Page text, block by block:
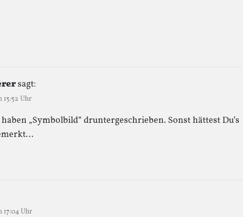
sagt:
15:52 Uhr
„Symbolbild“ druntergeschrieben. Sonst hättest Du’s
17:04 Uhr